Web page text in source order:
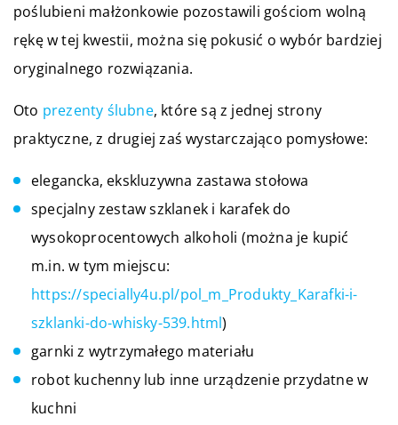
poślubieni małżonkowie pozostawili gościom wolną
rękę w tej kwestii, można się pokusić o wybór bardziej
oryginalnego rozwiązania.
Oto prezenty ślubne, które są z jednej strony
praktyczne, z drugiej zaś wystarczająco pomysłowe:
elegancka, ekskluzywna zastawa stołowa
specjalny zestaw szklanek i karafek do
wysokoprocentowych alkoholi (można je kupić
m.in. w tym miejscu:
https://specially4u.pl/pol_m_Produkty_Karafki-i-
szklanki-do-whisky-539.html)
garnki z wytrzymałego materiału
robot kuchenny lub inne urządzenie przydatne w
kuchni